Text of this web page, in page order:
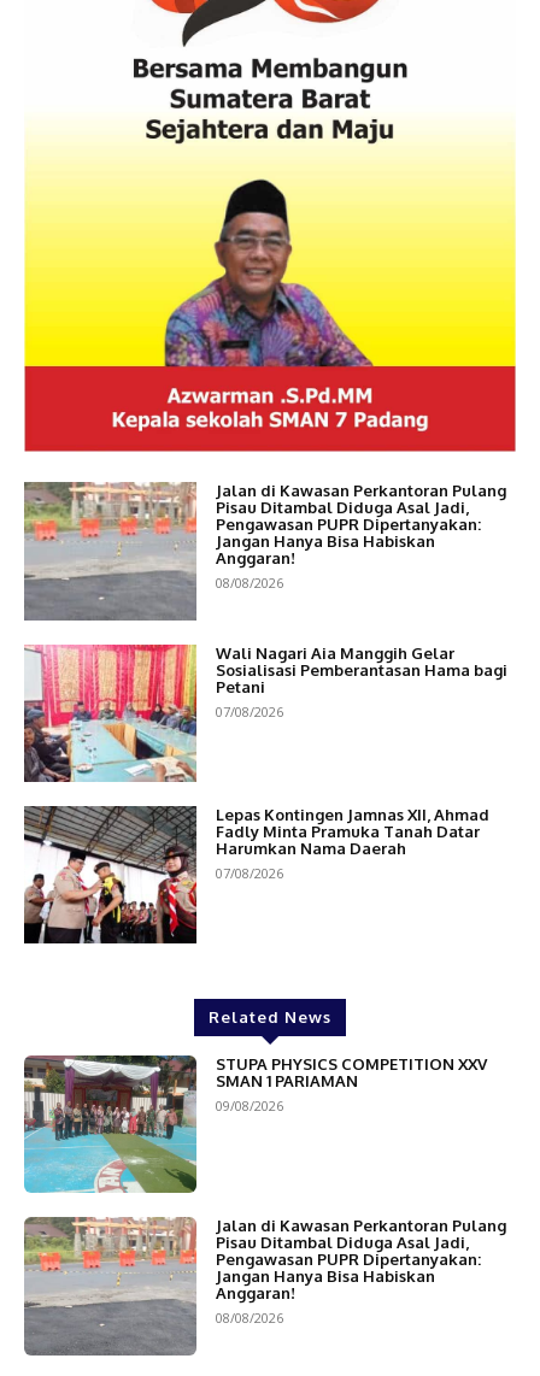
Jalan di Kawasan Perkantoran Pulang
Pisau Ditambal Diduga Asal Jadi,
Pengawasan PUPR Dipertanyakan:
Jangan Hanya Bisa Habiskan
Anggaran!
08/08/2026
Wali Nagari Aia Manggih Gelar
Sosialisasi Pemberantasan Hama bagi
Petani
07/08/2026
Lepas Kontingen Jamnas XII, Ahmad
Fadly Minta Pramuka Tanah Datar
Harumkan Nama Daerah
07/08/2026
Related News
STUPA PHYSICS COMPETITION XXV
SMAN 1 PARIAMAN
09/08/2026
Jalan di Kawasan Perkantoran Pulang
Pisau Ditambal Diduga Asal Jadi,
Pengawasan PUPR Dipertanyakan:
Jangan Hanya Bisa Habiskan
Anggaran!
08/08/2026